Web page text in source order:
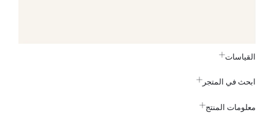
القياسات
ابحث في المتجر
معلومات المنتج